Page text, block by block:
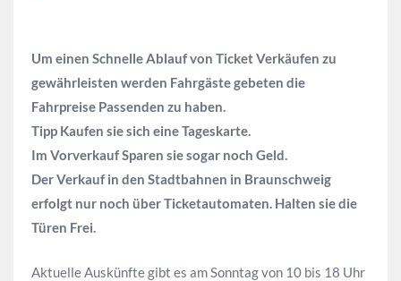
Um einen Schnelle Ablauf von Ticket Verkäufen zu
gewährleisten werden Fahrgäste gebeten die
Fahrpreise Passenden zu haben.
Tipp Kaufen sie sich eine Tageskarte.
Im Vorverkauf Sparen sie sogar noch Geld.
Der Verkauf in den Stadtbahnen in Braunschweig
erfolgt nur noch über Ticketautomaten. Halten sie die
Türen Frei.
Aktuelle Auskünfte gibt es am Sonntag von 10 bis 18 Uhr